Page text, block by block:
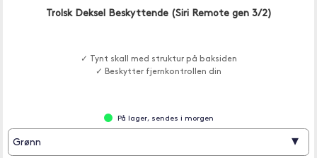
Trolsk Deksel Beskyttende (Siri Remote gen 3/2)
✓ Tynt skall med struktur på baksiden
✓ Beskytter fjernkontrollen din
På lager, sendes i morgen
Grønn ▾